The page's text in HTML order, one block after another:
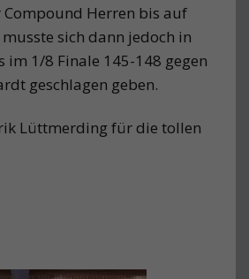
Herren bis auf
sich dann jedoch in
im 1/8 Finale 145-148 gegen
geschlagen geben.
Lüttmerding für die tollen